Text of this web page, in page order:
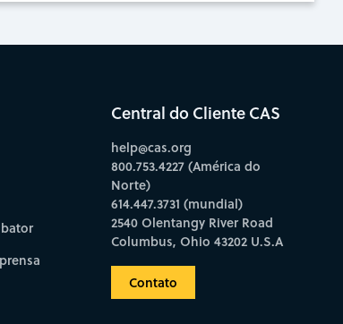
Central do Cliente CAS
help@cas.org
800.753.4227 (América do
Norte)
614.447.3731 (mundial)
2540 Olentangy River Road
Columbus, Ohio 43202 U.S.A
Contato